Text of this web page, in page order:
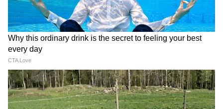
हादसा
Jharkhand Student Protest: छात्रों के
समर्थन में Jairam Mahato ने किया अनशन,
सुनिए क्या कहा?